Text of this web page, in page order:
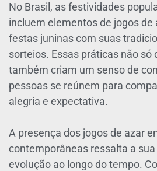
No Brasil, as festividades
incluem elementos de jogos de
festas juninas com suas
sorteios. Essas práticas não só
também criam um senso de
pessoas se reúnem para
alegria e expectativa.
A presença dos jogos de azar
contemporâneas ressalta a
evolução ao longo do tempo.